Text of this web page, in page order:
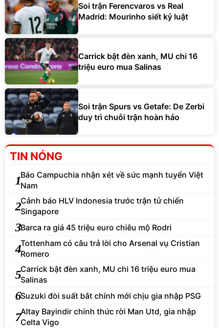
Soi trận Ferencvaros vs Real
Madrid: Mourinho siết kỷ luật
Carrick bật đèn xanh, MU chi 16
triệu euro mua Salinas
Soi trận Spurs vs Getafe: De Zerbi
duy trì chuỗi trận hoàn hảo
TIN NÓNG
1Báo Campuchia nhận xét về sức mạnh tuyển Việt
Nam
2Cảnh báo HLV Indonesia trước trận tử chiến
Singapore
3Barca ra giá 45 triệu euro chiêu mộ Rodri
4Tottenham có câu trả lời cho Arsenal vụ Cristian
Romero
5Carrick bật đèn xanh, MU chi 16 triệu euro mua
Salinas
6Suzuki đòi suất bắt chính mới chịu gia nhập PSG
7Altay Bayindir chính thức rời Man Utd, gia nhập
Celta Vigo